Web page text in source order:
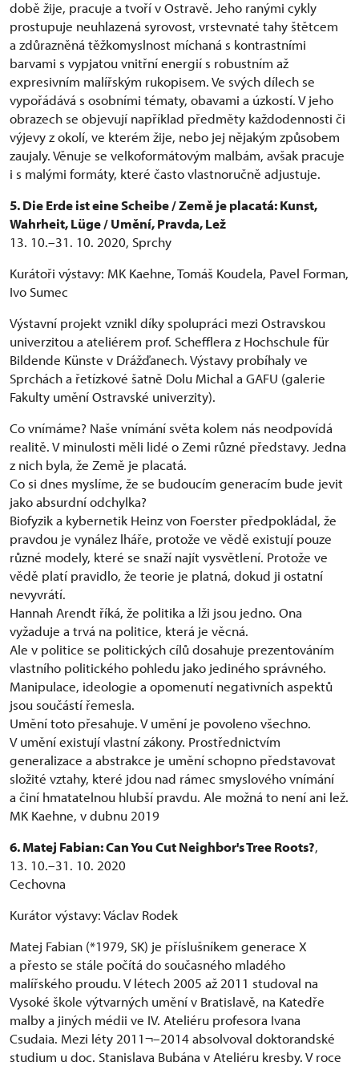
době žije, pracuje a tvoří v Ostravě. Jeho ranými cykly
prostupuje neuhlazená syrovost, vrstevnaté tahy štětcem
a zdůrazněná těžkomyslnost míchaná s kontrastními
barvami s vypjatou vnitřní energií s robustním až
expresivním malířským rukopisem. Ve svých dílech se
vypořádává s osobními tématy, obavami a úzkostí. V jeho
obrazech se objevují například předměty každodennosti či
výjevy z okolí, ve kterém žije, nebo jej nějakým způsobem
zaujaly. Věnuje se velkoformátovým malbám, avšak pracuje
i s malými formáty, které často vlastnoručně adjustuje.
5. Die Erde ist eine Scheibe / Země je placatá: Kunst,
Wahrheit, Lüge / Umění, Pravda, Lež
13. 10.–31. 10. 2020, Sprchy
Kurátoři výstavy: MK Kaehne, Tomáš Koudela, Pavel Forman,
Ivo Sumec
Výstavní projekt vznikl díky spolupráci mezi Ostravskou
univerzitou a ateliérem prof. Schefflera z Hochschule für
Bildende Künste v Drážďanech. Výstavy probíhaly ve
Sprchách a řetízkové šatně Dolu Michal a GAFU (galerie
Fakulty umění Ostravské univerzity).
Co vnímáme? Naše vnímání světa kolem nás neodpovídá
realitě. V minulosti měli lidé o Zemi různé představy. Jedna
z nich byla, že Země je placatá.
Co si dnes myslíme, že se budoucím generacím bude jevit
jako absurdní odchylka?
Biofyzik a kybernetik Heinz von Foerster předpokládal, že
pravdou je vynález lháře, protože ve vědě existují pouze
různé modely, které se snaží najít vysvětlení. Protože ve
vědě platí pravidlo, že teorie je platná, dokud ji ostatní
nevyvrátí.
Hannah Arendt říká, že politika a lži jsou jedno. Ona
vyžaduje a trvá na politice, která je věcná.
Ale v politice se politických cílů dosahuje prezentováním
vlastního politického pohledu jako jediného správného.
Manipulace, ideologie a opomenutí negativních aspektů
jsou součástí řemesla.
Umění toto přesahuje. V umění je povoleno všechno.
V umění existují vlastní zákony. Prostřednictvím
generalizace a abstrakce je umění schopno představovat
složité vztahy, které jdou nad rámec smyslového vnímání
a činí hmatatelnou hlubší pravdu. Ale možná to není ani lež.
MK Kaehne, v dubnu 2019
6. Matej Fabian: Can You Cut Neighbor's Tree Roots?,
13. 10.–31. 10. 2020
Cechovna
Kurátor výstavy: Václav Rodek
Matej Fabian (*1979, SK) je příslušníkem generace X
a přesto se stále počítá do současného mladého
malířského proudu. V létech 2005 až 2011 studoval na
Vysoké škole výtvarných umění v Bratislavě, na Katedře
malby a jiných médii ve IV. Ateliéru profesora Ivana
Csudaia. Mezi léty 2011¬–2014 absolvoval doktorandské
studium u doc. Stanislava Bubána v Ateliéru kresby. V roce